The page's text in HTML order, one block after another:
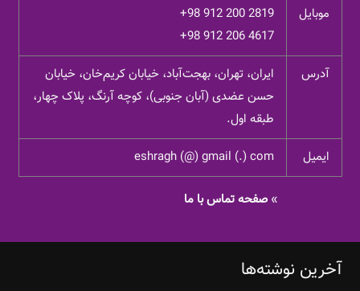
موبایل
+98 912 200 2819
+98 912 206 4617
آدرس
ایران، تهران، بهجت‌آباد، خیابان کریم‌خان، خیابان
حسن عضدی (آبان جنوبی)، کوچه آرنگ، پلاک چهار،
طبقه اول.
ایمیل eshragh (@) gmail (.) com
»صفحه تماس با ما
آخرین نوشته‌ها